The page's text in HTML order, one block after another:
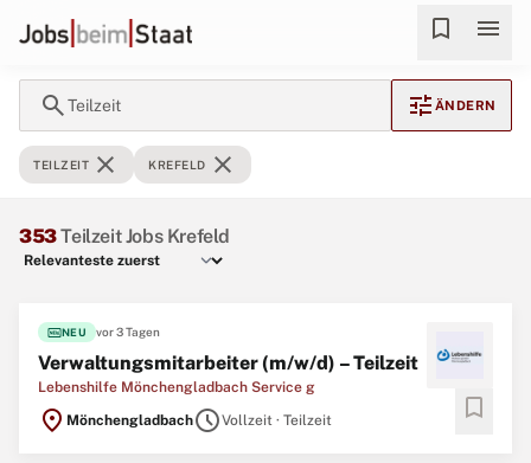
bookmark menu
searchTeilzeit tune ÄNDERN
TEILZEIT close KREFELD close
353Teilzeit Jobs Krefeld
fiber_newNEU vor 3 Tagen
Verwaltungsmitarbeiter (m/w/d) – Teilzeit
Lebenshilfe Mönchengladbach Service g
location_on MönchengladbachscheduleVollzeit · Teilzeit bookmark